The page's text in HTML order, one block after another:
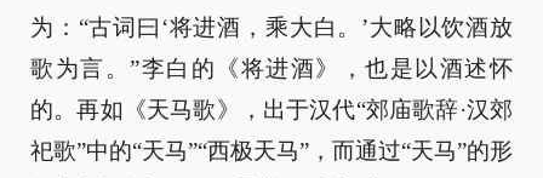
为：“古词曰‘将进酒，乘大白。’大略以饮酒放
歌为言。”李白的《将进酒》，也是以酒述怀
的。再如《天马歌》，出于汉代“郊庙歌辞·汉郊
祀歌”中的“天马”“西极天马”，而通过“天马”的形